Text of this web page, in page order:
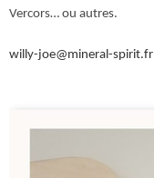
Vercors… ou autres.
willy-joe@mineral-spirit.fr